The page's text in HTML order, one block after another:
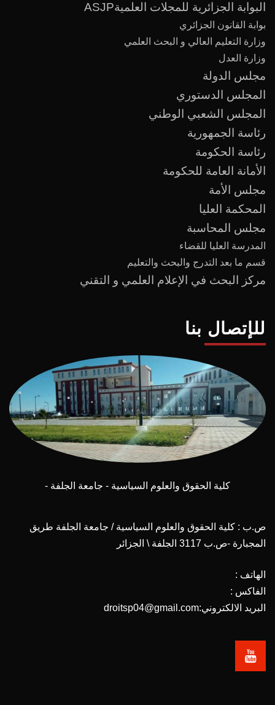
البوابة الجزائرية للمجلات العلميةASJP
بوابة القانون الجزائري
وزارة التعليم العالي و البحث العلمي
وزارة العدل
مجلس الدولة
المجلس الدستوري
المجلس الشعبي الوطني
رئاسة الجمهورية
رئاسة الحكومة
الأمانة العامة للحكومة
مجلس الأمة
المحكمة العليا
مجلس المحاسبة
المدرسة العليا للقضاء
قسم ما بعد التدرج و البحث والتعليم
مركز البحث في الإعلام العلمي و التقني
للإتصال بنا
كلية الحقوق والعلوم السياسية - جامعة الجلفة -
ص.ب : كلية الحقوق والعلوم السياسية / جامعة الجلفة طريق
المجبارة -ص.ب 3117 الجلفة \ الجزائر
الهاتف :
الفاكس :
البريد الالكتروني:droitsp04@gmail.com